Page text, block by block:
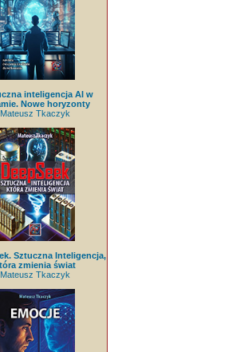
inteligencja AI w
Nowe horyzonty
Mateusz Tkaczyk
Sztuczna Inteligencja,
zmienia świat
Mateusz Tkaczyk